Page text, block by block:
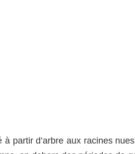
à partir d’arbre aux racines